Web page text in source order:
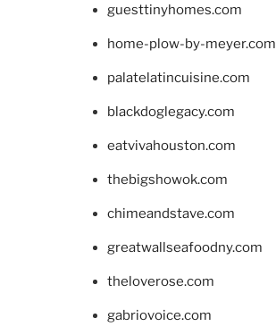
guesttinyhomes.com
home-plow-by-meyer.com
palatelatincuisine.com
blackdoglegacy.com
eatvivahouston.com
thebigshowok.com
chimeandstave.com
greatwallseafoodny.com
theloverose.com
gabriovoice.com